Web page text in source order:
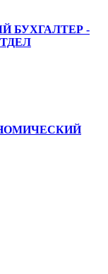
БУХГАЛТЕР -